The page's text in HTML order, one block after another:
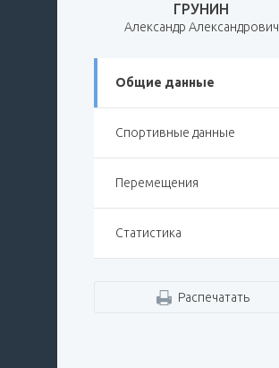
ГРУНИН
Александр Александрович
Общие данные
Спортивные данные
Перемещения
Статистика
Распечатать